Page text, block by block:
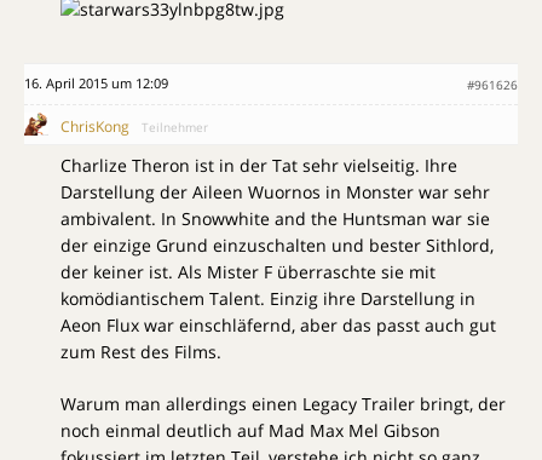
16. April 2015 um 12:09 #961626
ChrisKong Teilnehmer
Charlize Theron ist in der Tat sehr vielseitig. Ihre
Darstellung der Aileen Wuornos in Monster war sehr
ambivalent. In Snowwhite and the Huntsman war sie
der einzige Grund einzuschalten und bester Sithlord,
der keiner ist. Als Mister F überraschte sie mit
komödiantischem Talent. Einzig ihre Darstellung in
Aeon Flux war einschläfernd, aber das passt auch gut
zum Rest des Films.
Warum man allerdings einen Legacy Trailer bringt, der
noch einmal deutlich auf Mad Max Mel Gibson